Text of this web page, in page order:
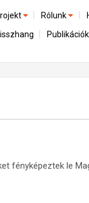
összeomlás és a
és emlékezet
Rólunk
A Publikációk
fényképeztek le